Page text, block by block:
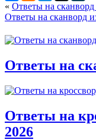
« Ответы на
Ответы на сканворд
Ответы на
Ответы на
2026